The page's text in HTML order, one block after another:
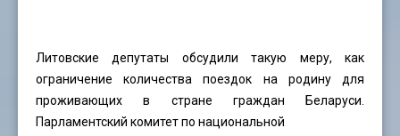
Литовские депутаты обсудили такую меру, как
ограничение количества поездок на родину для
проживающих в стране граждан Беларуси.
Парламентский комитет по национальной